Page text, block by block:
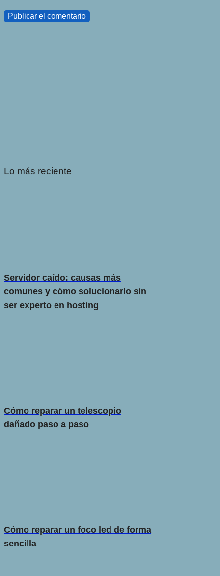
Lo más reciente
Servidor caído: causas más
comunes y cómo solucionarlo sin
ser experto en hosting
Cómo reparar un telescopio
dañado paso a paso
Cómo reparar un foco led de forma
sencilla